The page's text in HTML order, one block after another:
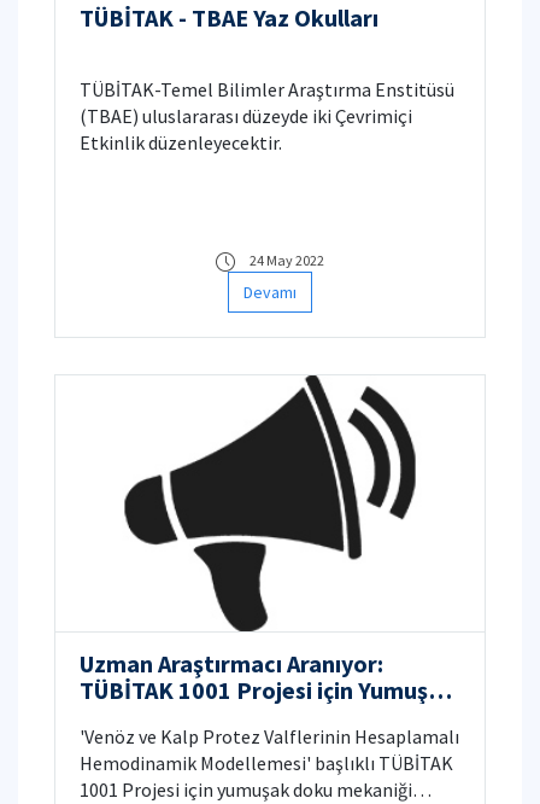
TÜBİTAK - TBAE Yaz Okulları
TÜBİTAK-Temel Bilimler Araştırma Enstitüsü
(TBAE) uluslararası düzeyde iki Çevrimiçi
Etkinlik düzenleyecektir.
24 May 2022
Devamı
Uzman Araştırmacı Aranıyor:
TÜBİTAK 1001 Projesi için Yumuşak
'Venöz ve Kalp Protez Valflerinin Hesaplamalı
Hemodinamik Modellemesi' başlıklı TÜBİTAK
1001 Projesi için yumuşak doku mekaniği